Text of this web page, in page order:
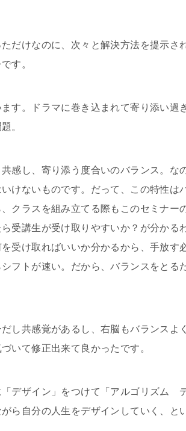
だけなのに、次々と解決方法を提示さ
す。
す。ドラマに巻き込まれて寄り添い過
。
感し、寄り添う度合いのバランス。な
けないものです。だって、この特性は
クラスを組み立てる際もこのセミナー
受講生が受け取りやすいか？が分かる
受け取ればいいか分かるから、手放す
フトが速い。だから、バランスをとる
し共感覚があるし、右脳もバランスよ
いて修正出来て良かったです。
デザイン」をつけて「アルゴリズム
ら自分の人生をデザインしていく、と